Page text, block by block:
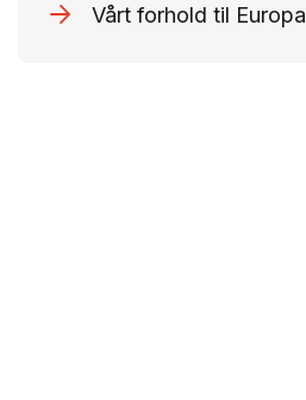
Vårt forhold til Europa